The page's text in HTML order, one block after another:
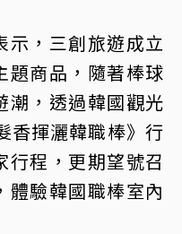
示，三創旅遊成立
題商品，隨著棒球
潮，透過韓國觀光
香揮灑韓職棒》行
行程，更期望號召
體驗韓國職棒室內